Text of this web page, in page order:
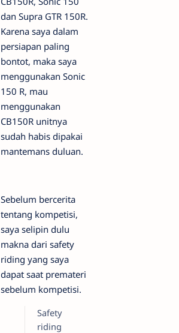
dan Supra GTR 150R.
Karena saya dalam
persiapan paling
bontot, maka saya
menggunakan Sonic
150 R, mau
menggunakan
CB150R unitnya
sudah habis dipakai
mantemans duluan.
Sebelum bercerita
tentang kompetisi,
saya selipin dulu
makna dari safety
riding yang saya
dapat saat premateri
sebelum kompetisi.
Safety
riding